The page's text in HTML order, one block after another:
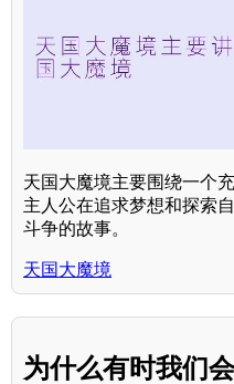
天国大魔境主要围绕一个
主人公在追求梦想和探索
斗争的故事。
天国大魔境
为什么有时我们